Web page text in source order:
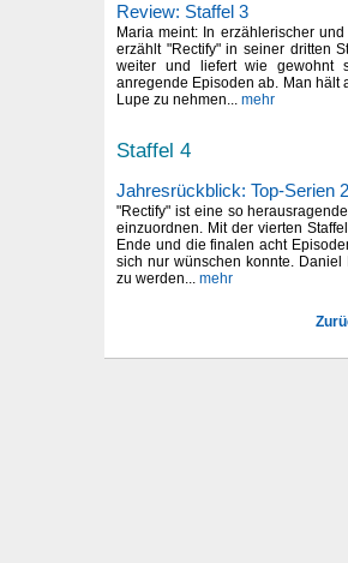
Review: Staffel 3
Maria meint: In erzählerischer
erzählt "Rectify" in seiner dritten
weiter und liefert wie gewohnt
anregende Episoden ab. Man hält
Lupe zu nehmen... mehr
Staffel 4
Jahresrückblick: Top-Serien
"Rectify" ist eine so
einzuordnen. Mit der vierten
Ende und die finalen acht
sich nur wünschen konnte.
zu werden... mehr